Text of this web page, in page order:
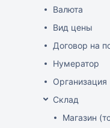
Валюта
Вид цены
Договор на
Нумератор
Организация
Склад
Магазин